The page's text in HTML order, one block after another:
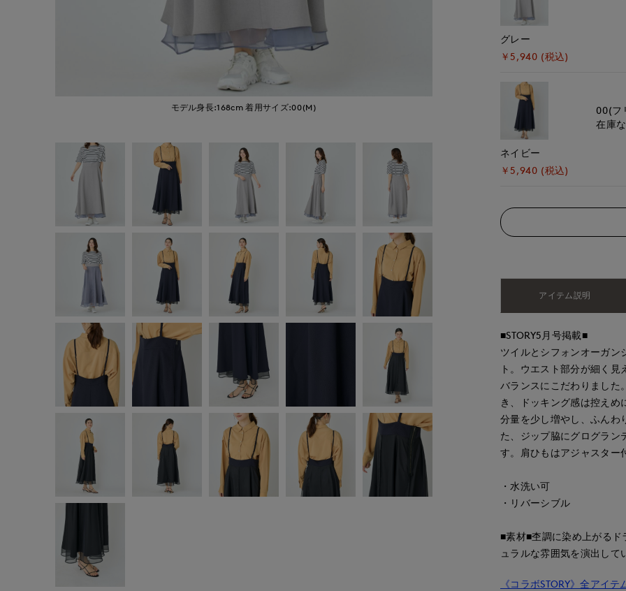
モデル身長:168cm 着用サイズ:00(M) モデル身長:168cm
グレー
￥5,940 (税込)
ネイビー
￥5,940 (税込)
00(フ
在庫
アイテム説明
■STORY5月号掲載■
ツイルとシフォンオーガン
ト。ウエスト部分が細く
バランスにこだわりました
き、ドッキング感は控えめ
分量を少し増やし、ふんわ
た、ジップ脇にグログラン
す。肩ひもはアジャスター
・水洗い可
・リバーシブル
■素材■杢調に染め上がる
ュラルな雰囲気を演出して
《コラボSTORY》全アイテ